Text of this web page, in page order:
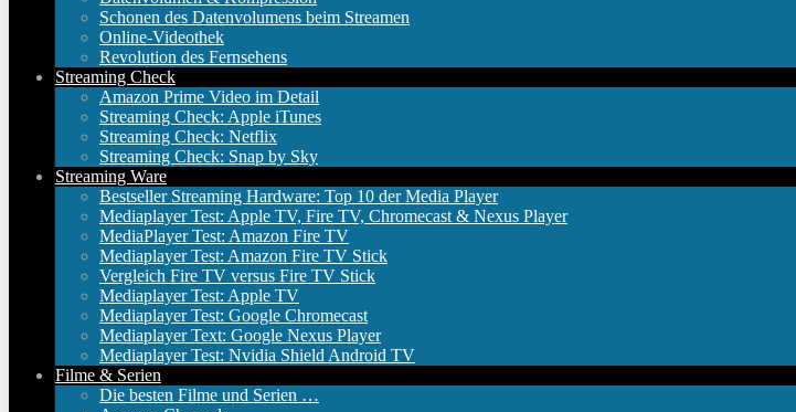
Schonen des Datenvolumens beim Streamen
Online-Videothek
Revolution des Fernsehens
Streaming Check
Amazon Prime Video im Detail
Streaming Check: Apple iTunes
Streaming Check: Netflix
Streaming Check: Snap by Sky
Streaming Ware
Bestseller Streaming Hardware: Top 10 der Media Player
Mediaplayer Test: Apple TV, Fire TV, Chromecast & Nexus Player
MediaPlayer Test: Amazon Fire TV
Mediaplayer Test: Amazon Fire TV Stick
Vergleich Fire TV versus Fire TV Stick
Mediaplayer Test: Apple TV
Mediaplayer Test: Google Chromecast
Mediaplayer Text: Google Nexus Player
Mediaplayer Test: Nvidia Shield Android TV
Filme & Serien
Die besten Filme und Serien …